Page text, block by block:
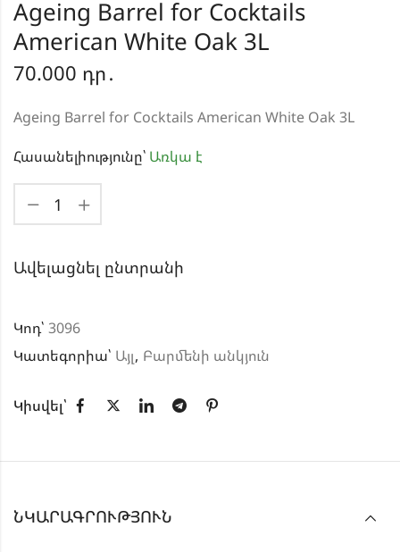
Ageing Barrel for Cocktails
American White Oak 3L
70.000 դր․
Ageing Barrel for Cocktails American White Oak 3L
Հասանելիությունը՝ Առկա է
Ավելացնել ընտրանի
Կոդ՝ 3096
Կատեգորիա՝ Այլ, Բարմենի անկյուն
Կիսվել՝
ՆԿԱՐԱԳՐՈՒԹՅՈՒՆ